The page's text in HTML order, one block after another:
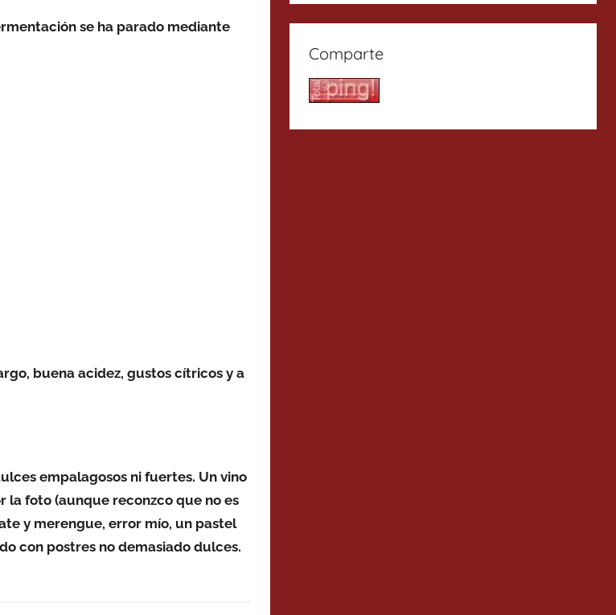
se ha parado mediante
buena acidez, gustos cítricos y a
empalagosos ni fuertes. Un vino
la foto (aunque reconzco que no es
y merengue, error mío, un pastel
con postres no demasiado dulces.
Comparte